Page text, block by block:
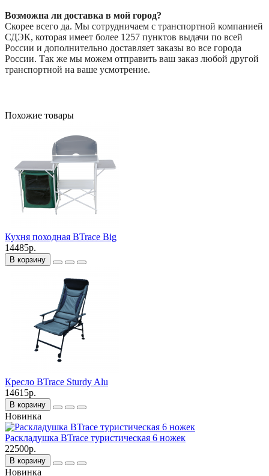
Возможна ли доставка в мой город?
Скорее всего да. Мы сотрудничаем с транспортной компанией
СДЭК, которая имеет более 1257 пунктов выдачи по всей
России и дополнительно доставляет заказы во все города
России. Так же мы можем отправить ваш заказ любой другой
транспортной на ваше усмотрение.
Похожие товары
Кухня походная BTrace Big
14485р.
В корзину
Кресло BTrace Sturdy Alu
14615р.
В корзину
Новинка
Раскладушка BTrace туристическая 6 ножек
22500р.
В корзину
Новинка